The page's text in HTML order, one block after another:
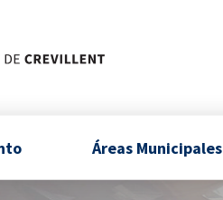
Áreas Municipales